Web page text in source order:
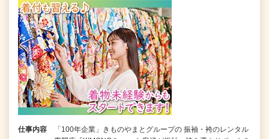
仕事内容
「100年企業」きものやまとグループの 振袖・袴のレンタル